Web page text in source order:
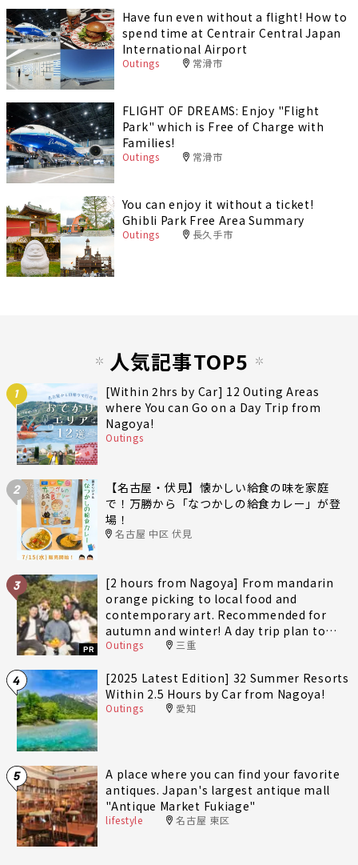
Have fun even without a flight! How to
spend time at Centrair Central Japan
International Airport
Outings 常滑市
FLIGHT OF DREAMS: Enjoy "Flight
Park" which is Free of Charge with
Families!
Outings 常滑市
You can enjoy it without a ticket!
Ghibli Park Free Area Summary
Outings 長久手市
人気記事TOP5
1
[Within 2hrs by Car] 12 Outing Areas
where You can Go on a Day Trip from
Nagoya!
Outings
2
【名古屋・伏見】懐かしい給食の味を家庭
で！万勝から「なつかしの給食カレー」が登
場！
名古屋 中区 伏見
3
PR
[2 hours from Nagoya] From mandarin
orange picking to local food and
contemporary art. Recommended for
autumn and winter! A day trip plan to
fully enjoy Minami-Ise Town
Outings 三重
4
[2025 Latest Edition] 32 Summer Resorts
Within 2.5 Hours by Car from Nagoya!
Outings 愛知
5
A place where you can find your favorite
antiques. Japan's largest antique mall
"Antique Market Fukiage"
lifestyle 名古屋 東区